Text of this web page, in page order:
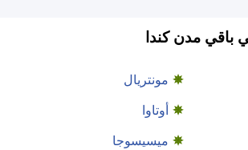
باقي مدن كندا
مونتريال
أوتاوا
ميسيسوجا